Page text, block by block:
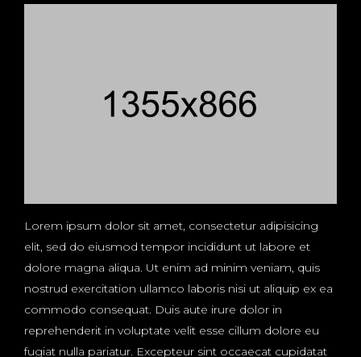
Lorem ipsum dolor sit amet, consectetur adipisicing
elit, sed do eiusmod tempor incididunt ut labore et
dolore magna aliqua. Ut enim ad minim veniam, quis
nostrud exercitation ullamco laboris nisi ut aliquip ex ea
commodo consequat. Duis aute irure dolor in
reprehenderit in voluptate velit esse cillum dolore eu
fugiat nulla pariatur. Excepteur sint occaecat cupidatat